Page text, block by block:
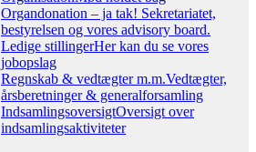
Organdonation – ja tak! Sekretariatet,
bestyrelsen og vores advisory board.
Ledige stillingerHer kan du se vores
jobopslag
Regnskab & vedtægter m.m.Vedtægter,
årsberetninger & generalforsamling
IndsamlingsoversigtOversigt over
indsamlingsaktiviteter